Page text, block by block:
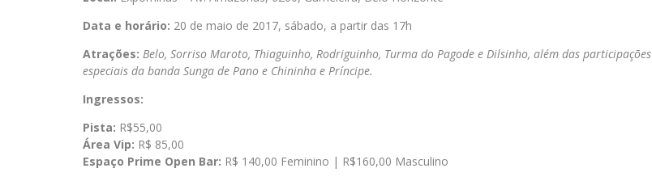
Data e horário: 20 de maio de 2017, sábado, a partir das 17h
Atrações: Belo, Sorriso Maroto, Thiaguinho, Rodriguinho, Turma do Pagode e Dilsinho, além das participações
especiais da banda Sunga de Pano e Chininha e Príncipe.
Ingressos:
Pista: R$55,00
Área Vip: R$ 85,00
Espaço Prime Open Bar: R$ 140,00 Feminino | R$160,00 Masculino